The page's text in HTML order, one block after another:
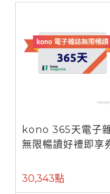
kono 365天電子
無限暢讀好禮即享
30,343點